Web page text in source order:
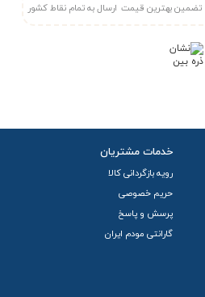
تضمین بهترین قیمت ارسال به تمام نقاط کشور
خدمات مشتریان
رویه بازگردانی کالا
حریم خصوصی
پرسش و پاسخ
گارانتی مودم ایران